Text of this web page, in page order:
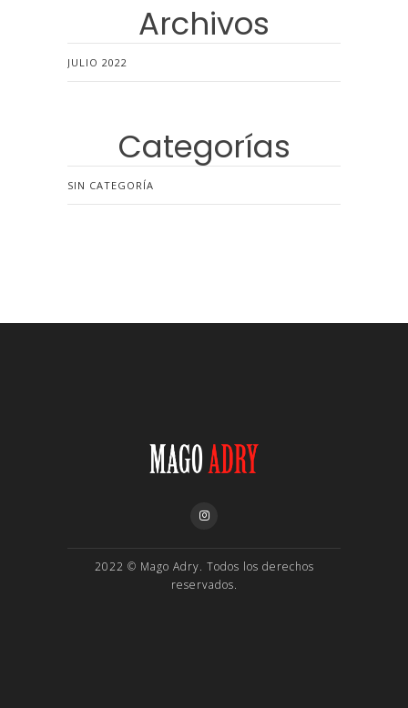
Archivos
JULIO 2022
Categorías
SIN CATEGORÍA
2022 © Mago Adry. Todos los derechos
reservados.